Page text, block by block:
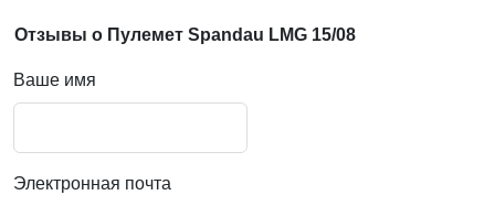
Отзывы о Пулемет Spandau LMG 15/08
Ваше имя
Электронная почта